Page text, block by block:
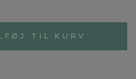
TIL KURV